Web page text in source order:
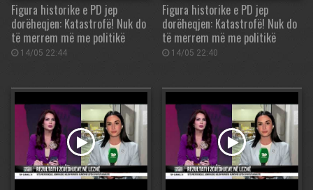
Figura historike e PD jep
dorëheqjen: Katastrofë! Nuk do
të merrem më me politikë
14/05 22:44
Figura historike e PD jep
dorëheqjen: Katastrofë! Nuk do
të merrem më me politikë
14/05 22:40